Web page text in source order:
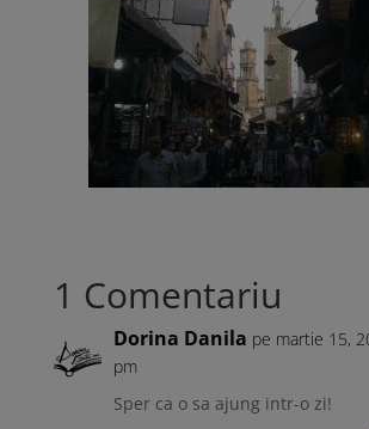
1 Comentariu
Dorina Danila pe martie 15,
pm
Sper ca o sa ajung intr-o zi!